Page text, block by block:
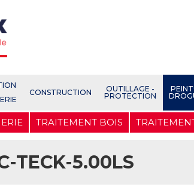
CONSTRUCTION
OUTILLAGE -
PROTECTION
TRAITEMENT BOIS
TECK-5.00LS